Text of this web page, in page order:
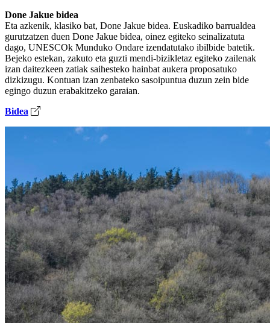
Done Jakue bidea
Eta azkenik, klasiko bat, Done Jakue bidea. Euskadiko barrualdea
gurutzatzen duen Done Jakue bidea, oinez egiteko seinalizatuta
dago, UNESCOk Munduko Ondare izendatutako ibilbide batetik.
Bejeko estekan, zakuto eta guzti mendi-bizikletaz egiteko zailenak
izan daitezkeen zatiak saihesteko hainbat aukera proposatuko
dizkizugu. Kontuan izan zenbateko sasoipuntua duzun zein bide
egingo duzun erabakitzeko garaian.
Bidea